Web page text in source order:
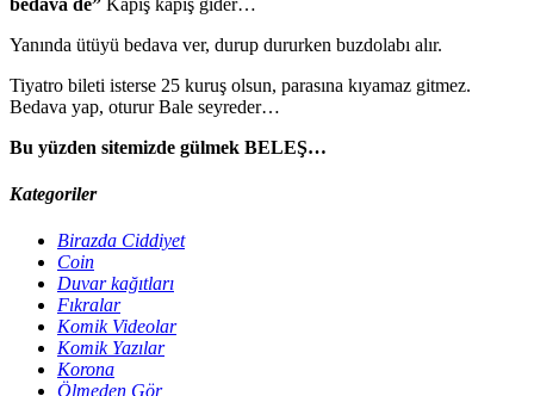
Yanında ütüyü bedava ver, durup dururken buzdolabı alır.
Tiyatro bileti isterse 25 kuruş olsun, parasına kıyamaz gitmez.
Bedava yap, oturur Bale seyreder…
Bu yüzden sitemizde gülmek BELEŞ…
Kategoriler
Birazda Ciddiyet
Coin
Duvar kağıtları
Fıkralar
Komik Videolar
Komik Yazılar
Korona
Ölmeden Gör